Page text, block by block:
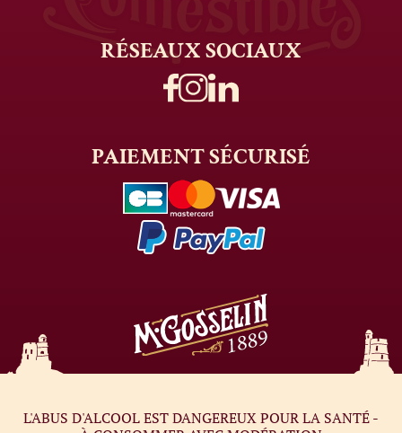
RÉSEAUXSOCIAUX
PAIEMENTSÉCURISÉ
L'ABUS D'ALCOOL EST DANGEREUX POUR LA SANTÉ -